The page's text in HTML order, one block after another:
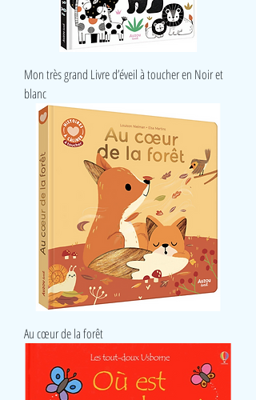
Mon très grand Livre d’éveil à toucher en Noir et
blanc
Au cœur de la forêt